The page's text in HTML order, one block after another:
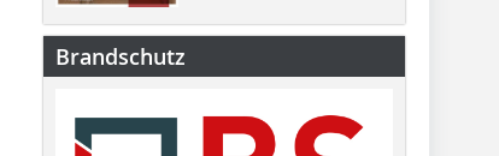
Brandschutz